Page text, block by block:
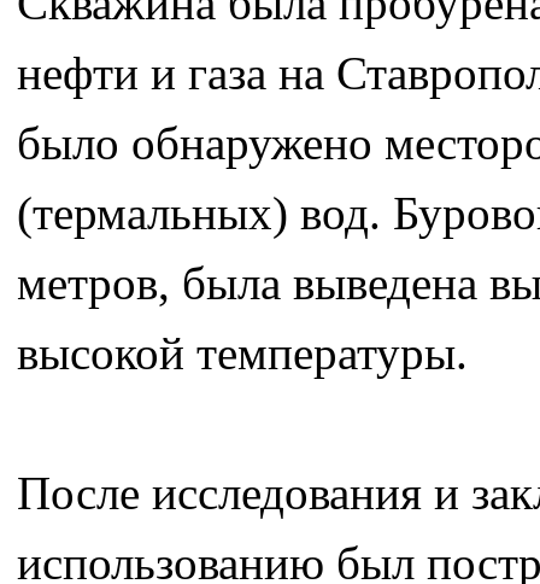
нефти и газа на
было обнаружено
(термальных) вод.
метров, была выведена
высокой температуры.
После исследования и
использованию был